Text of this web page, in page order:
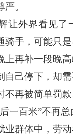
。
界看见了一
骑手，可能只
上再补一段晚
自己停下，却
不再被简单罚
一百米”不再总
中，劳动者